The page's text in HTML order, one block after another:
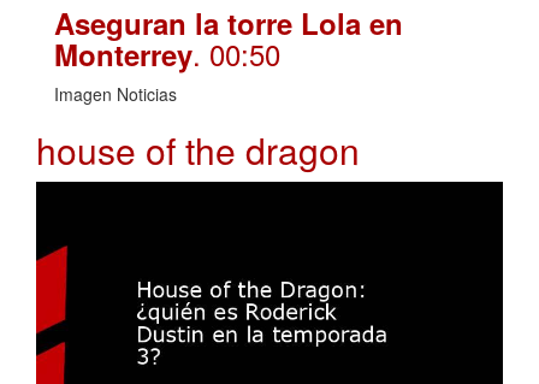
Aseguran la torre Lola en
Monterrey. 00:50
Imagen Noticias
house of the dragon